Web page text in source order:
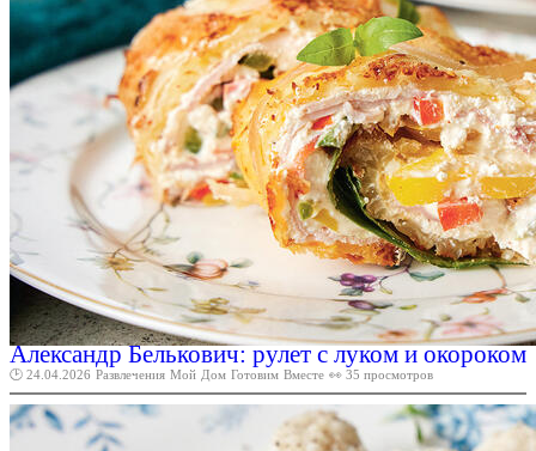
Александр Белькович: рулет с луком и окороком
🕑 24.04.2026 Развлечения Мой Дом Готовим Вместе 👀 35 просмотров